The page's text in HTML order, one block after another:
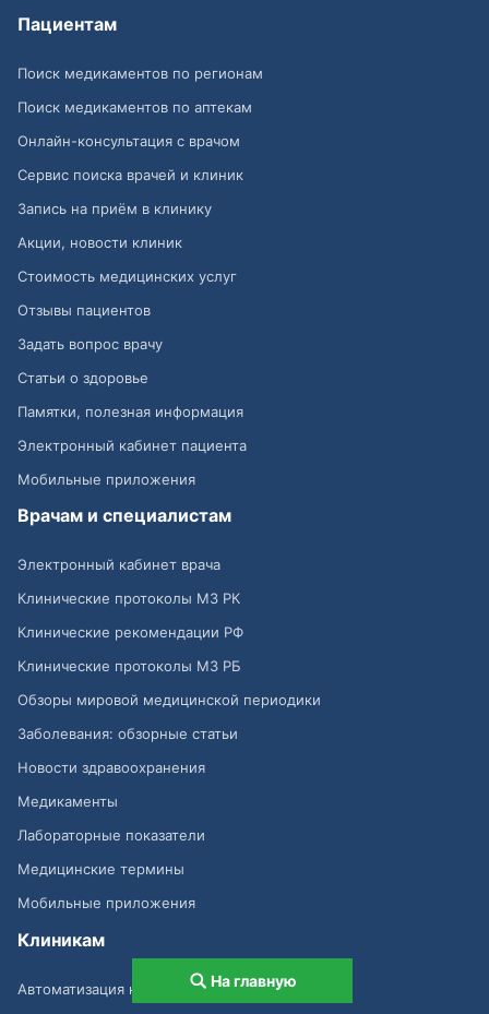
Пациентам
Поиск медикаментов по регионам
Поиск медикаментов по аптекам
Онлайн-консультация с врачом
Сервис поиска врачей и клиник
Запись на приём в клинику
Акции, новости клиник
Стоимость медицинских услуг
Отзывы пациентов
Задать вопрос врачу
Статьи о здоровье
Памятки, полезная информация
Электронный кабинет пациента
Мобильные приложения
Врачам и специалистам
Электронный кабинет врача
Клинические протоколы МЗ РК
Клинические рекомендации РФ
Клинические протоколы МЗ РБ
Обзоры мировой медицинской периодики
Заболевания: обзорные статьи
Новости здравоохранения
Медикаменты
Лабораторные показатели
Медицинские термины
Мобильные приложения
Клиникам
Автоматизация клиник, МИСНа главную